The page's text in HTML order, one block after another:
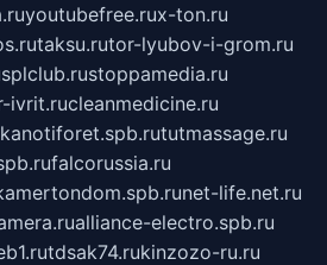
youtubefree.rux-ton.ru
taksu.rutor-lyubov-i-grom.ru
splclub.rustoppamedia.ru
ivrit.rucleanmedicine.ru
kanotiforet.spb.rututmassage.ru
falcorussia.ru
net-life.net.ru
alliance-electro.spb.ru
tdsak74.rukinzozo-ru.ru